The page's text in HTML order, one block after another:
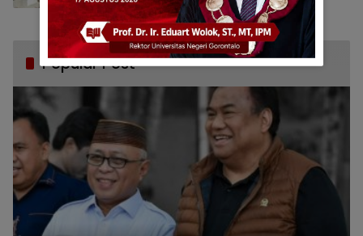
Popular Post